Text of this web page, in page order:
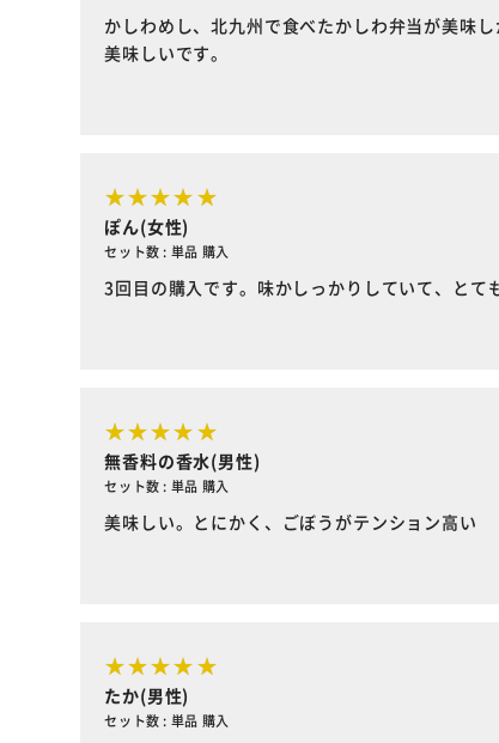
かしわめし、北九州で食べたかしわ弁当が美味
美味しいです。
ぽん(女性)
セット数 : 単品 購入
3回目の購入です。味かしっかりしていて、とて
無香料の香水(男性)
セット数 : 単品 購入
美味しい。とにかく、ごぼうがテンション高い
たか(男性)
セット数 : 単品 購入